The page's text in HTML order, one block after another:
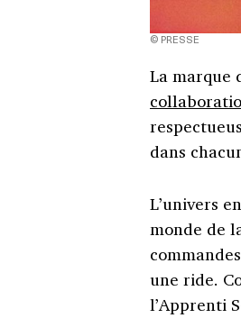
© PRESSE
La marque
dans
L’univers
monde de
une ride.
l’Apprenti